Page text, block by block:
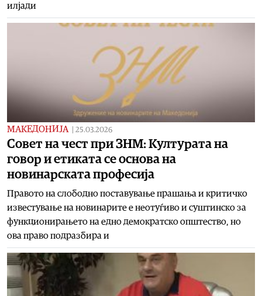
илјади
МАКЕДОНИЈА 25.03.2026
Совет на чест при ЗНМ: Културата на
говор и етиката се основа на
новинарската професија
Правото на слободно поставување прашања и критичко
известување на новинарите е неотуѓиво и суштинско за
функционирањето на едно демократско општество, но
ова право подразбира и